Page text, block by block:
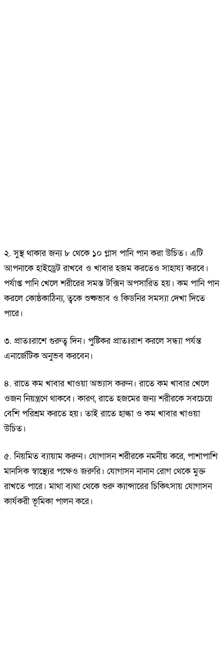
২. সুস্থ থাকার জন্য ৮ থেকে ১০ গ্লাস পানি পান করা উচিত। এটি
আপনাকে হাইড্রেট রাখবে ও খাবার হজম করতেও সাহায্য করবে।
পর্যাপ্ত পানি খেলে শরীরের সমস্ত টক্সিন অপসারিত হয়। কম পানি পান
করলে কোষ্ঠকাঠিন্য, ত্বকে শুষ্কভাব ও কিডনির সমস্যা দেখা দিতে
পারে।
৩. প্রাতঃরাশে গুরুত্ব দিন। পুষ্টিকর প্রাতঃরাশ করলে সন্ধ্যা পর্যন্ত
এনার্জেটিক অনুভব করবেন।
৪. রাতে কম খাবার খাওয়া অভ্যাস করুন। রাতে কম খাবার খেলে
ওজন নিয়ন্ত্রণে থাকবে। কারণ, রাতে হজমের জন্য শরীরকে সবচেয়ে
বেশি পরিশ্রম করতে হয়। তাই রাতে হাল্কা ও কম খাবার খাওয়া
উচিত।
৫. নিয়মিত ব্যায়াম করুন। যোগাসন শরীরকে নমনীয় করে, পাশাপাশি
মানসিক স্বাস্থ্যের পক্ষেও জরুরি। যোগাসন নানান রোগ থেকে মুক্ত
রাখতে পারে। মাথা ব্যথা থেকে শুরু ক্যান্সারের চিকিৎসায় যোগাসন
কার্যকরী ভূমিকা পালন করে।